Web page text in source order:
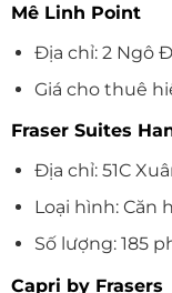
Mê Linh Point
Địa chỉ: 2 Ngô
Giá cho thuê
Fraser Suites
Địa chỉ: 51C
Loại hình: Căn
Số lượng: 185
Capri by Frasers